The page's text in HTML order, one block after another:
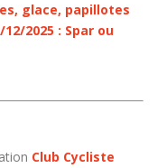
glace, papillotes
2025 : Spar ou
Club Cycliste